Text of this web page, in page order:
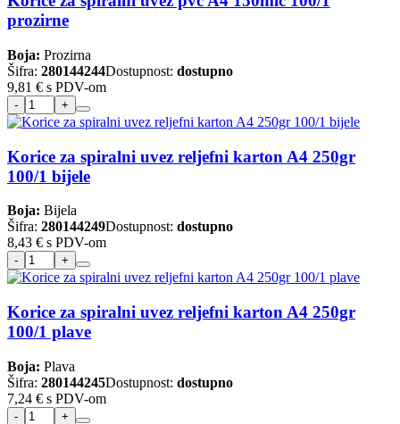
prozirne
Boja: Prozirna
Šifra: 280144244Dostupnost: dostupno
9,81 € s PDV-om
Korice za spiralni uvez reljefni karton A4 250gr
100/1 bijele
Boja: Bijela
Šifra: 280144249Dostupnost: dostupno
8,43 € s PDV-om
Korice za spiralni uvez reljefni karton A4 250gr
100/1 plave
Boja: Plava
Šifra: 280144245Dostupnost: dostupno
7,24 € s PDV-om